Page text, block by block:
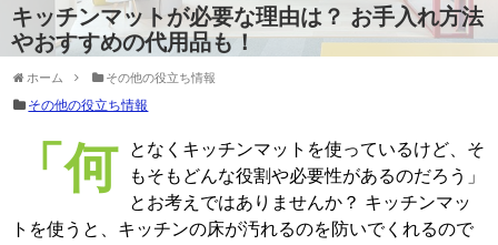
キッチンマットが必要な理由は？ お手入れ方法
やおすすめの代用品も！
ホーム その他の役立ち情報
その他の役立ち情報
「何となくキッチンマットを使っているけど、そ
もそもどんな役割や必要性があるのだろう」
とお考えではありませんか？ キッチンマッ
トを使うと、キッチンの床が汚れるのを防いでくれるので